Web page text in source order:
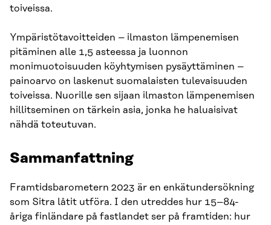
toiveissa.
Ympäristötavoitteiden – ilmaston lämpenemisen
pitäminen alle 1,5 asteessa ja luonnon
monimuotoisuuden köyhtymisen pysäyttäminen –
painoarvo on laskenut suomalaisten tulevaisuuden
toiveissa. Nuorille sen sijaan ilmaston lämpenemisen
hillitseminen on tärkein asia, jonka he haluaisivat
nähdä toteutuvan.
Sammanfattning
Framtidsbarometern 2023 är en enkätundersökning
som Sitra låtit utföra. I den utreddes hur 15–84-
åriga finländare på fastlandet ser på framtiden: hur